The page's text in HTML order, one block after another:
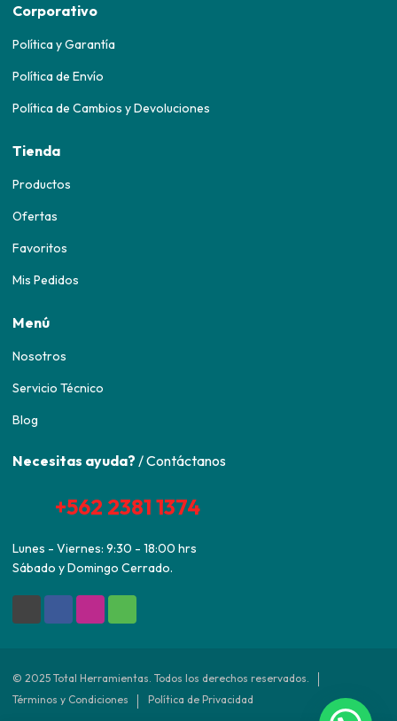
Corporativo
Política y Garantía
Política de Envío
Política de Cambios y Devoluciones
Tienda
Productos
Ofertas
Favoritos
Mis Pedidos
Menú
Nosotros
Servicio Técnico
Blog
Necesitas ayuda? / Contáctanos
+562 2381 1374
Lunes - Viernes: 9:30 - 18:00 hrs
Sábado y Domingo Cerrado.
© 2025 Total Herramientas. Todos los derechos reservados.
Términos y Condiciones
Política de Privacidad